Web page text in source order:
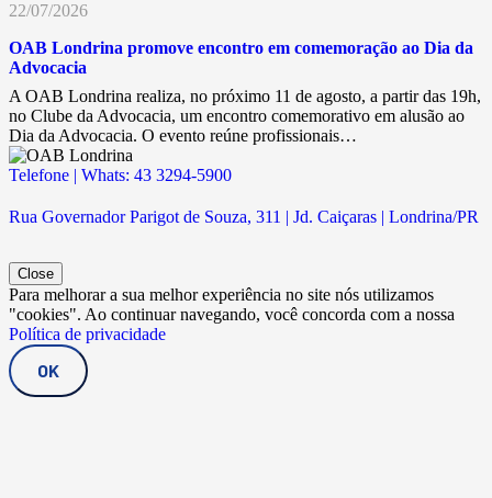
22/07/2026
OAB Londrina promove encontro em comemoração ao Dia da
Advocacia
A OAB Londrina realiza, no próximo 11 de agosto, a partir das 19h,
no Clube da Advocacia, um encontro comemorativo em alusão ao
Dia da Advocacia. O evento reúne profissionais…
Telefone | Whats: 43 3294-5900
Rua Governador Parigot de Souza, 311 | Jd. Caiçaras | Londrina/PR
Close
Para melhorar a sua melhor experiência no site nós utilizamos
"cookies". Ao continuar navegando, você concorda com a nossa
Política de privacidade
OK